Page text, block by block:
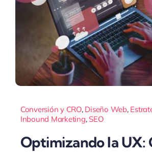
Conversión y CRO, Diseño Web,
Inbound Marketing, SEO
Optimizando la UX: